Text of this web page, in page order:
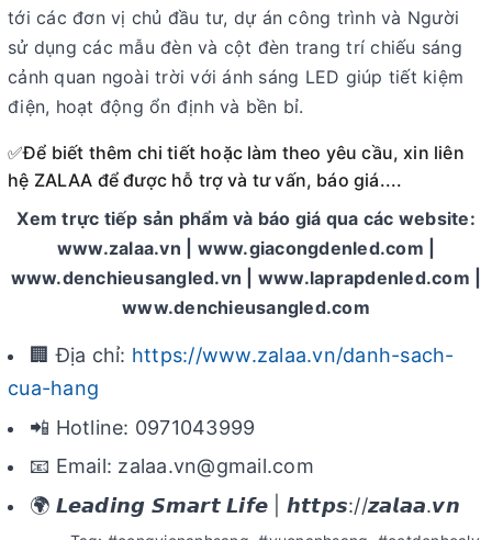
tới các đơn vị chủ đầu tư, dự án công trình và Người
sử dụng các mẫu đèn và cột đèn trang trí chiếu sáng
cảnh quan ngoài trời với ánh sáng LED giúp tiết kiệm
điện, hoạt động ổn định và bền bỉ.
✅Để biết thêm chi tiết hoặc làm theo yêu cầu, xin liên
hệ ZALAA để được hỗ trợ và tư vấn, báo giá....
Xem trực tiếp sản phẩm và báo giá qua các website:
www.zalaa.vn | www.giacongdenled.com |
www.denchieusangled.vn | www.laprapdenled.com |
www.denchieusangled.com
🏢 Địa chỉ: https://www.zalaa.vn/danh-sach-
cua-hang
📲 Hotline: 0971043999
📧 Email: zalaa.vn@gmail.com
🌍 𝙇𝙚𝙖𝙙𝙞𝙣𝙜 𝙎𝙢𝙖𝙧𝙩 𝙇𝙞𝙛𝙚 | 𝙝𝙩𝙩𝙥𝙨://𝙯𝙖𝙡𝙖𝙖.𝙫𝙣